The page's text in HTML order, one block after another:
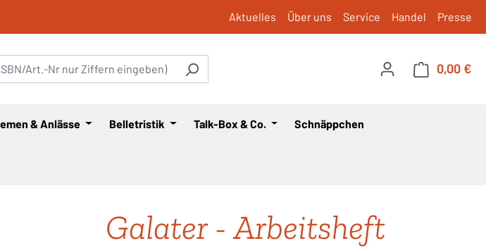
Aktuelles Über uns Service Handel Presse
0,00 €
& Anlässe Belletristik Talk-Box & Co. Schnäppchen
Galater - Arbeitsheft